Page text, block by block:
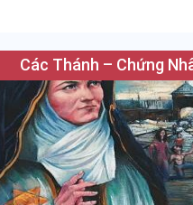
Các Thánh – Chứng